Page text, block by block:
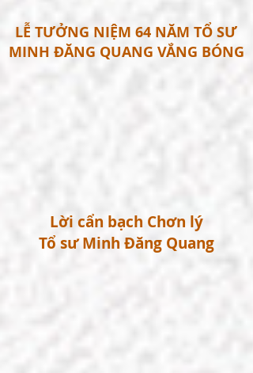
LỄ TƯỞNG NIỆM 64 NĂM TỔ SƯ
MINH ĐĂNG QUANG VẮNG BÓNG
Lời cẩn bạch Chơn lý
Tổ sư Minh Đăng Quang